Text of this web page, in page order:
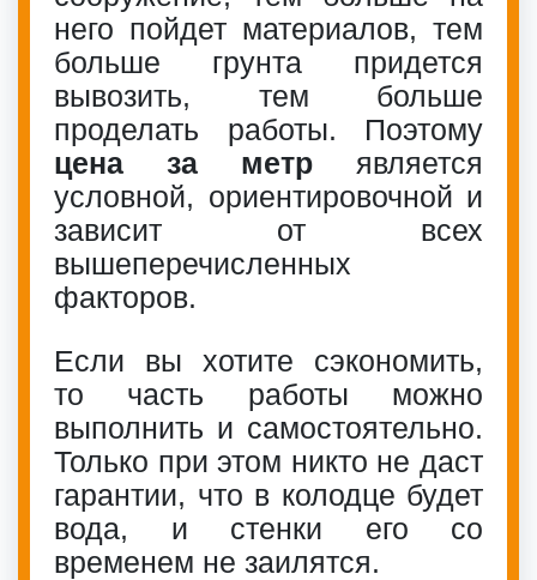
него пойдет материалов, тем
больше грунта придется
вывозить, тем больше
проделать работы. Поэтому
цена за метр является
условной, ориентировочной и
зависит от всех
вышеперечисленных
факторов.
Если вы хотите сэкономить,
то часть работы можно
выполнить и самостоятельно.
Только при этом никто не даст
гарантии, что в колодце будет
вода, и стенки его со
временем не заилятся.